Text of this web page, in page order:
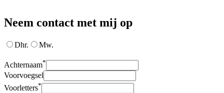
Neem contact met mij op
Dhr. Mw.
Achternaam*
Voorvoegsel
Voorletters*